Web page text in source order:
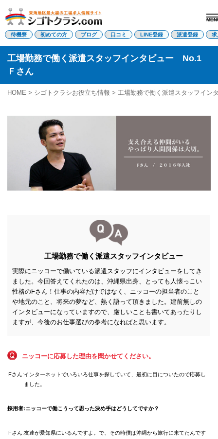
電話受付はこちら
三重県
岐阜県
静岡県
関東エリア
茨城県
栃木県
群馬県
埼玉県
千葉県
東京都
青森県
秋田県
宮城県
北海道エリア
甲信越・北陸エリア
待機寮 初めての方 ブログ 口コミ LINE登録 派遣登録 求
工場勤務で働く派遣スタッフインタビュー No.1
Ｆさん
HOME > シゴトクラシお役立ち情報 > 工場勤務で働く派遣スタッフイン
工場勤務で働く派遣スタッフインタビュー
実際にニッコーで働いている派遣スタッフにインタビューをしてき
ました。今回答えてくれたのは、沖縄県出身、とっても人懐っこい
性格のFさん！仕事の内容だけではなく、ニッコーの担当者のこと
や地元のこと、将来の夢など、熱く語って頂きました。建前無しの
インタビューになっていますので、厳しいことも書いてあったりし
ますが、今後のお仕事選びの参考になればと思います。
ニッコーに応募した理由を聞かせてください。
Fさん:インターネットでいろいろ仕事を探していて、最初に目についたので応募し
ました。
採用者:ニッコーで働こうって思った決め手はどうしてですか？
Fさん:友達が愛知県にいるんですよ。で、その時僕は沖縄から旅行に来てたんです